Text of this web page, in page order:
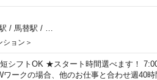
/ 馬替駅 /
ション＞
シフトOK ★スタート時間選べます！
ークの場合、他のお仕事と合わせ週40